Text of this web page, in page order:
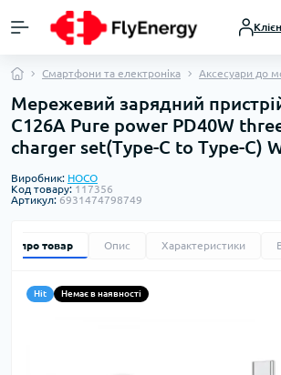
Смартфони та електроніка Аксесуари до
Мережевий зарядний
C126A Pure power PD40W
charger set(Type-C to Type-C)
Виробник: HOCO
Код товару: 117356
Артикул: 6931474798749
про товар Опис Характеристики
Hit Немає в наявності